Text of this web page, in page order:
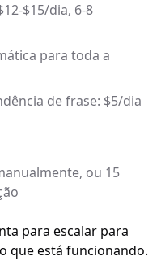
$15/dia, 6-8
para toda a
de frase: $5/dia
ou 15
para escalar para
que está funcionando.